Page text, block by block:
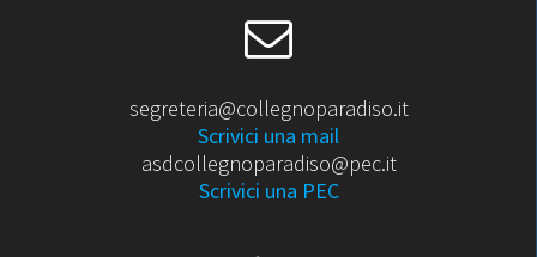
segreteria@collegnoparadiso.it
Scrivici una mail
asdcollegnoparadiso@pec.it
Scrivici una PEC